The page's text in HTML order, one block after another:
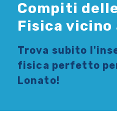
Compiti
Fisica vicino
Trova subito l'
fisica perfetto
Lonato!